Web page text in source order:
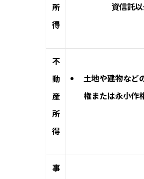
所
得
資信託
不
動
産
所
得
土地や建物など
権または永小作
事